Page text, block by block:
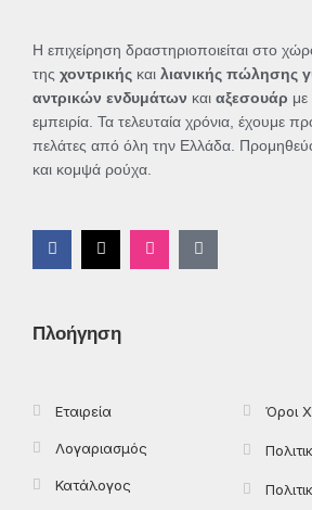
Η επιχείρηση δραστηριοποιείται στο
της χοντρικής και λιανικής πώλησης
αντρικών ενδυμάτων και αξεσουάρ
εμπειρία. Τα τελευταία χρόνια, έχουμε
πελάτες από όλη την Ελλάδα.
και κομψά ρούχα.
F
a
c
o
X
-
t
t
I
n
s
T
i
k
Πλοήγηση
Εταιρεία
Λογαριασμός
Κατάλογος
Όροι